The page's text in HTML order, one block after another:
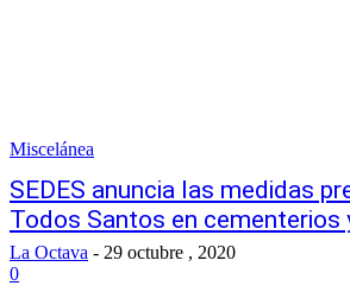
Miscelánea
SEDES anuncia las medidas
Todos Santos en cementerios
La Octava - 29 octubre , 2020
0